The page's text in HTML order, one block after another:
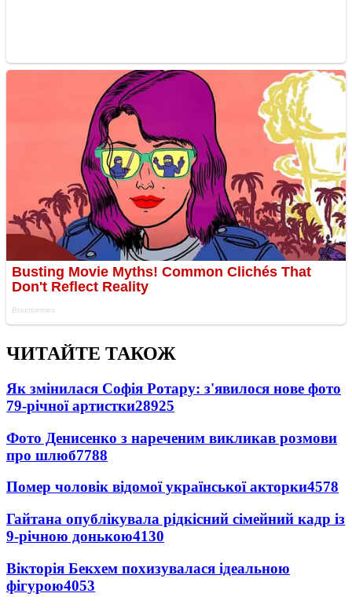
ЧИТАЙТЕ ТАКОЖ
Як змінилася Софія Ротару: з'явилося нове фото
79-річної артистки28925
Фото Денисенко з нареченим викликав розмови
про шлюб7788
Помер чоловік відомої української акторки4578
Гайтана опублікувала рідкісний сімейний кадр із
9-річною донькою4130
Вікторія Бекхем похизувалася ідеальною
фігурою4053